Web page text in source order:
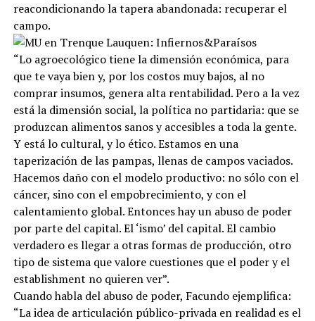
reacondicionando la tapera abandonada: recuperar el
campo.
“Lo agroecológico tiene la dimensión económica, para
que te vaya bien y, por los costos muy bajos, al no
comprar insumos, genera alta rentabilidad. Pero a la vez
está la dimensión social, la política no partidaria: que se
produzcan alimentos sanos y accesibles a toda la gente.
Y está lo cultural, y lo ético. Estamos en una
taperización de las pampas, llenas de campos vaciados.
Hacemos daño con el modelo productivo: no sólo con el
cáncer, sino con el empobrecimiento, y con el
calentamiento global. Entonces hay un abuso de poder
por parte del capital. El ‘ismo’ del capital. El cambio
verdadero es llegar a otras formas de producción, otro
tipo de sistema que valore cuestiones que el poder y el
establishment no quieren ver”.
Cuando habla del abuso de poder, Facundo ejemplifica:
“La idea de articulación público-privada en realidad es el